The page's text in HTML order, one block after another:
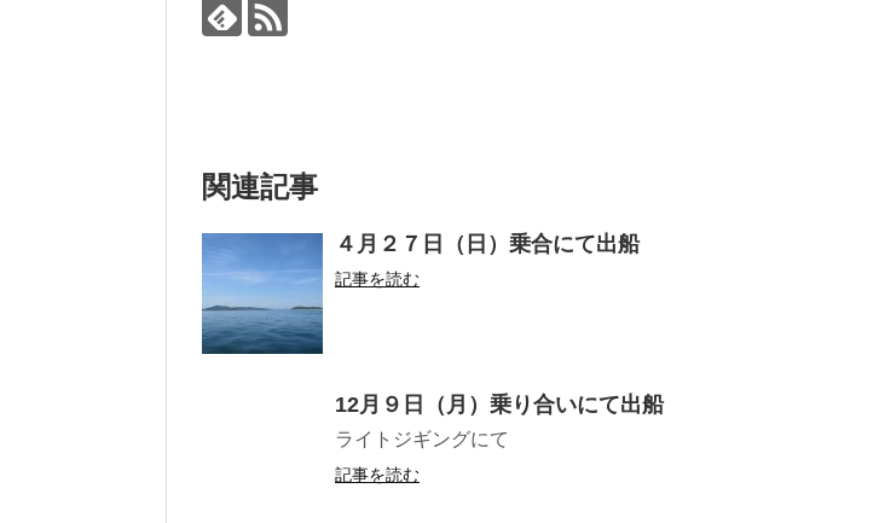
関連記事
４月２７日（日）乗合にて出船
記事を読む
12月９日（月）乗り合いにて出船
ライトジギングにて
記事を読む